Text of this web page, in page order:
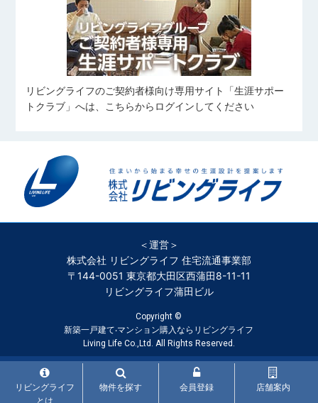
リビングライフのご契約者様向け専用サイト「生涯サポー
トクラブ」へは、こちらからログインしてください
＜運営＞
株式会社 リビングライフ 住宅流通事業部
〒144-0051 東京都大田区西蒲田8-11-11
リビングライフ蒲田ビル
Copyright ©
新築一戸建て‧マンション購入ならリビングライフ
Living Life Co.,Ltd. All Rights Reserved.
リビングライフ
とは
物件を探す 会員登録 店舗案内